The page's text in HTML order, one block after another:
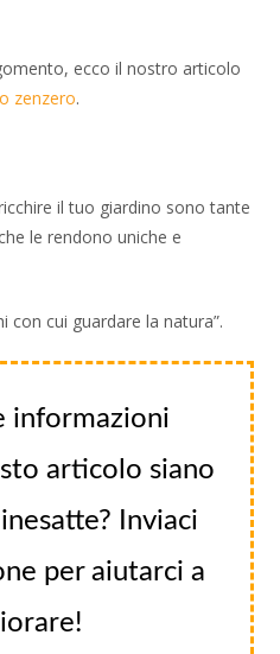
ecco il nostro articolo
zenzero.
il tuo giardino sono tante
le rendono uniche e
con cui guardare la natura”.
informazioni
articolo siano
Inviaci
per aiutarci a